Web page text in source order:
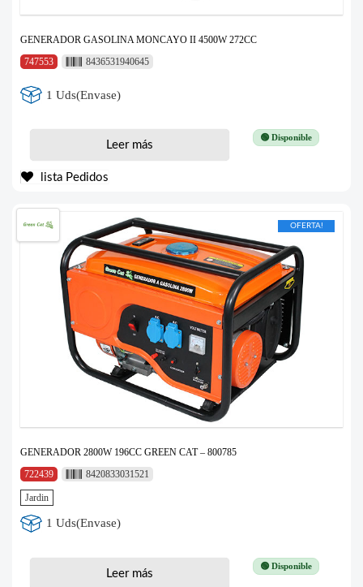
GENERADOR GASOLINA MONCAYO II 4500W 272CC
747553
8436531940645
1 Uds(Envase)
🟢 Disponible
Leer más
lista Pedidos
OFERTA!
GENERADOR 2800W 196CC GREEN CAT – 800785
722439
8420833031521
Jardin
1 Uds(Envase)
🟢 Disponible
Leer más